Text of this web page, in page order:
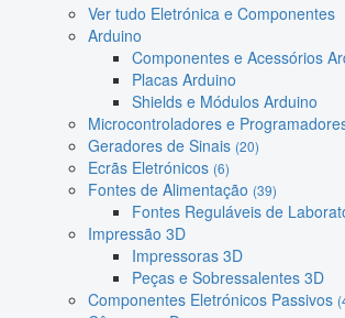
Ver tudo Eletrónica e Componentes
Arduino
Componentes e Acessórios
Placas Arduino
Shields e Módulos Arduino
Microcontroladores e
Geradores de Sinais (20)
Ecrãs Eletrónicos (6)
Fontes de Alimentação (39)
Fontes Reguláveis de
Impressão 3D
Impressoras 3D
Peças e Sobressalentes 3D
Componentes Eletrónicos Passivos